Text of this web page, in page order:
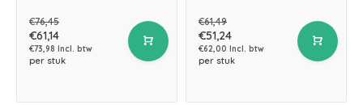
€76,45
€61,14
€73,98 Incl. btw
per stuk
€61,49
€51,24
€62,00 Incl. btw
per stuk